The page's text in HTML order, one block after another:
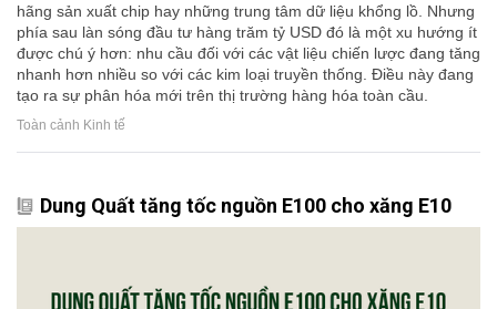
hãng sản xuất chip hay những trung tâm dữ liệu khổng lồ. Nhưng
phía sau làn sóng đầu tư hàng trăm tỷ USD đó là một xu hướng ít
được chú ý hơn: nhu cầu đối với các vật liệu chiến lược đang tăng
nhanh hơn nhiều so với các kim loại truyền thống. Điều này đang
tạo ra sự phân hóa mới trên thị trường hàng hóa toàn cầu.
Toàn cảnh Kinh tế
Dung Quất tăng tốc nguồn E100 cho xăng E10